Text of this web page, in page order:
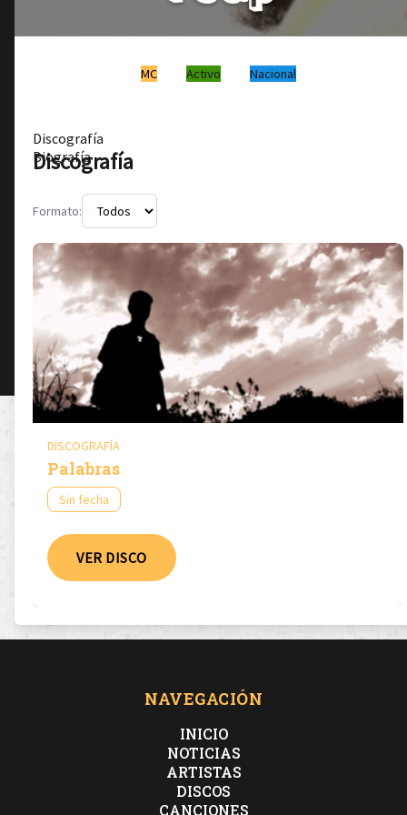
MC Activo Nacional
Discografía
Biografía
Discografía
Formato:
DISCOGRAFÍA
Palabras
Sin fecha
VER DISCO
NAVEGACIÓN
INICIO
NOTICIAS
ARTISTAS
DISCOS
CANCIONES